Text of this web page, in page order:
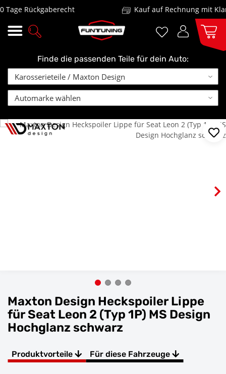
Rückgaberecht Kauf auf Rechnung mit
Finde die passenden Teile für dein Auto:
Maxton Design Heckspoiler Lippe
für Seat Leon 2 (Typ 1P) MS Design
Hochglanz schwarz
Produktvorteile Für diese Fahrzeuge